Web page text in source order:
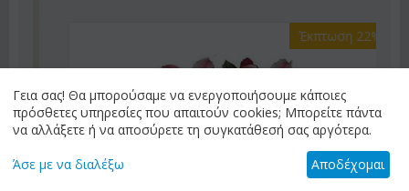
Έκπτωση 22%
Γεια σας! Θα μπορούσαμε να ενεργοποιήσουμε κάποιες
πρόσθετες υπηρεσίες που απαιτούν cookies; Μπορείτε πάντα
να αλλάξετε ή να αποσύρετε τη συγκατάθεσή σας αργότερα.
Άσε με να διαλέξω Αποδέχομαι